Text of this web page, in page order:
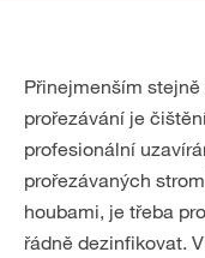
Přinejmenším
prořezávání je
profesionální
prořezávaných
houbami, je třeba
řádně dezinfikovat.